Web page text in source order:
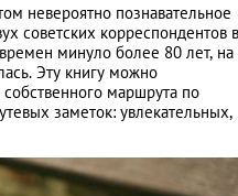
невероятно познавательное
советских корреспондентов в
минуло более 80 лет, на
Эту книгу можно
маршрута по
заметок: увлекательных,